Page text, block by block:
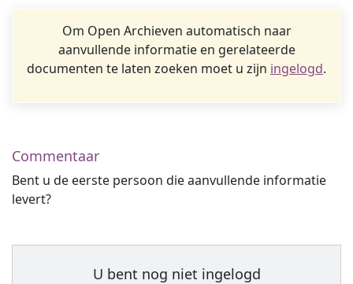
Om Open Archieven automatisch naar
aanvullende informatie en gerelateerde
documenten te laten zoeken moet u zijn ingelogd.
Commentaar
Bent u de eerste persoon die aanvullende informatie
levert?
U bent nog niet ingelogd